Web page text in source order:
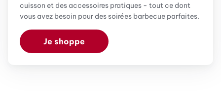
cuisson et des accessoires pratiques - tout ce dont
vous avez besoin pour des soirées barbecue parfaites.
Je shoppe